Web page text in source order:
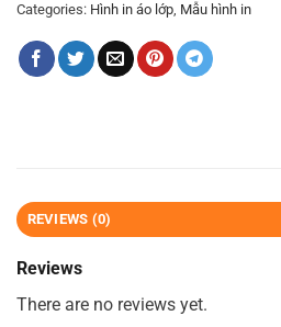
Categories: Hình in áo lớp, Mẫu hình in
REVIEWS (0)
Reviews
There are no reviews yet.